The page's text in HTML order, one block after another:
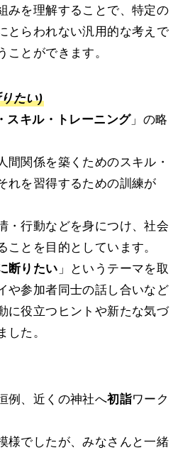
みを理解することで、特定の
とらわれない汎用的な考えで
ことができます。
たい)
スキル・トレーニング」の略
間関係を築くためのスキル・
れを習得するための訓練が
・行動などを身につけ、社会
ことを目的としています。
断りたい 」というテーマを取
や参加者同士の話し合いなど
に役立つヒントや新たな気づ
した。
例、近くの神社へ初詣ワーク
様でしたが、みなさんと一緒